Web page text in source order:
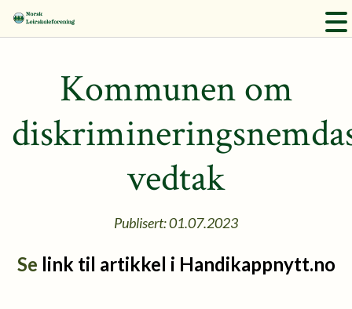
Kommunen om
vedtak
Publisert: 01.07.2023
Se link til artikkel i Handikappnytt.no